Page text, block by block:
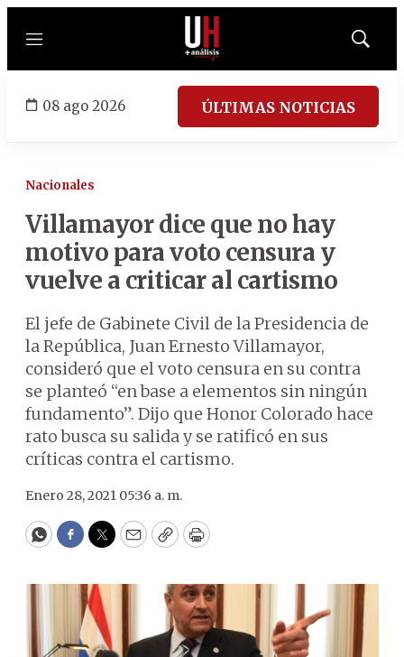
Menú
Mostrar
08 ago 2026 ÚLTIMAS NOTICIAS
Nacionales
Villamayor dice que no hay
motivo para voto censura y
vuelve a criticar al cartismo
El jefe de Gabinete Civil de la Presidencia de
la República, Juan Ernesto Villamayor,
consideró que el voto censura en su contra
se planteó “en base a elementos sin ningún
fundamento”. Dijo que Honor Colorado hace
rato busca su salida y se ratificó en sus
críticas contra el cartismo.
Enero 28, 2021 05:36 a. m.
WhatsApp
Facebook
Twitter
EmailCopyPrint